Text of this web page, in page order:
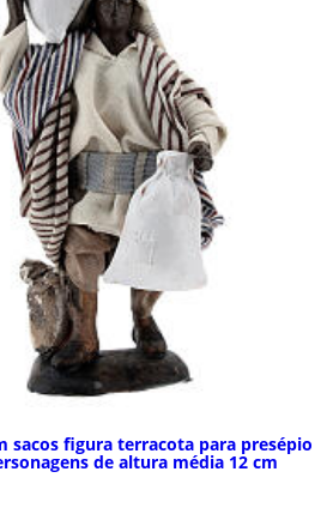
sacos figura terracota para presépio
de altura média 12 cm